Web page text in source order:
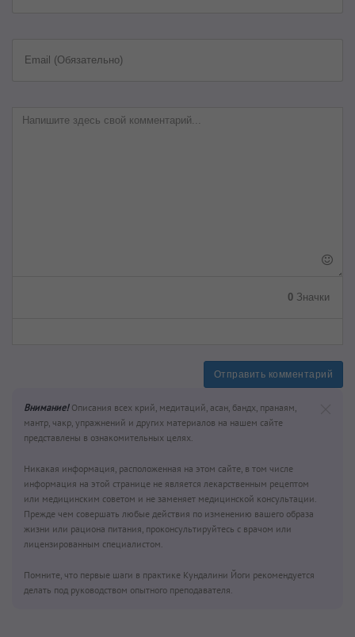
Email (Обязательно)
0 Значки
Отправить комментарий
Внимание!Описания всех крий, медитаций, асан, бандх, пранаям,
мантр, чакр, упражнений и других материалов на нашем сайте
представлены в ознакомительных целях.
Никакая информация, расположенная на этом сайте, в том числе
информация на этой странице не является лекарственным рецептом
или медицинским советом и не заменяет медицинской консультации.
Прежде чем совершать любые действия по изменению вашего образа
жизни или рациона питания, проконсультируйтесь с врачом или
лицензированным специалистом.
Помните, что первые шаги в практике Кундалини Йоги рекомендуется
делать под руководством опытного преподавателя.